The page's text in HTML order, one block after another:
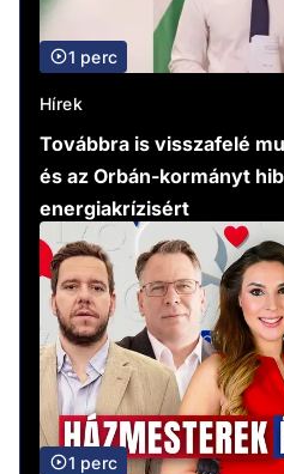
1 perc
Hírek
Továbbra is visszafelé
és az Orbán-kormányt
energiakrízisért
1 perc